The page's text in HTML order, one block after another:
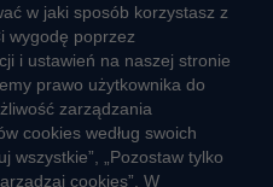
w jaki sposób korzystasz z
wygodę poprzez
i ustawień na naszej stronie
prawo użytkownika do
zarządzania
cookies według swoich
wszystkie”, „Pozostaw tylko
cookies”. W